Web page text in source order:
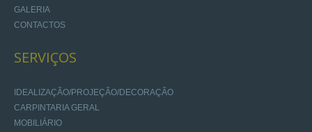
GALERIA
CONTACTOS
SERVIÇOS
IDEALIZAÇÃO/PROJEÇÃO/DECORAÇÃO
CARPINTARIA GERAL
MOBILIÁRIO